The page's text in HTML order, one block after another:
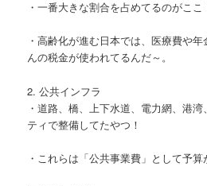
・一番大きな割合を占めてるのがここ
・高齢化が進む日本では、医療費や
んの税金が使われてるんだ～。
2. 公共インフラ
・道路、橋、上下水道、電力網、港
ティで整備してたやつ！
・これらは「公共事業費」として予算